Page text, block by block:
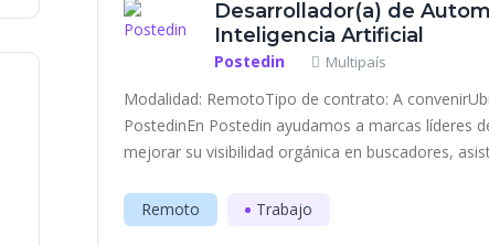
Desarrollador(a) de
Inteligencia Artificial
Postedin Multipaís
Modalidad: RemotoTipo de contrato: A
PostedinEn Postedin ayudamos a marcas líderes
mejorar su visibilidad orgánica en buscadores,
Remoto Trabajo